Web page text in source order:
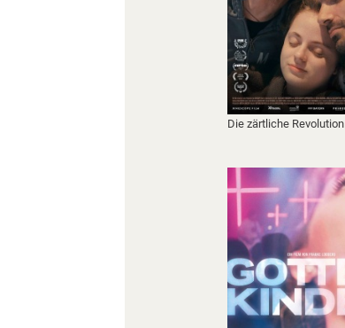
Die zärtliche Revolution